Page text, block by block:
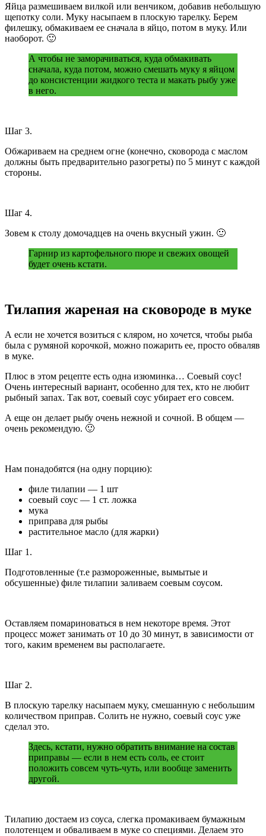
Яйца размешиваем вилкой или венчиком, добавив небольшую
щепотку соли. Муку насыпаем в плоскую тарелку. Берем
филешку, обмакиваем ее сначала в яйцо, потом в муку. Или
наоборот. 🙂
А чтобы не заморачиваться, куда обмакивать
сначала, куда потом, можно смешать муку я яйцом
до консистенции жидкого теста и макать рыбу уже
в него.
Шаг 3.
Обжариваем на среднем огне (конечно, сковорода с маслом
должны быть предварительно разогреты) по 5 минут с каждой
стороны.
Шаг 4.
Зовем к столу домочадцев на очень вкусный ужин. 🙂
Гарнир из картофельного пюре и свежих овощей
будет очень кстати.
Тилапия жареная на сковороде в муке
А если не хочется возиться с кляром, но хочется, чтобы рыба
была с румяной корочкой, можно пожарить ее, просто обваляв
в муке.
Плюс в этом рецепте есть одна изюминка… Соевый соус!
Очень интересный вариант, особенно для тех, кто не любит
рыбный запах. Так вот, соевый соус убирает его совсем.
А еще он делает рыбу очень нежной и сочной. В общем —
очень рекомендую. 🙂
Нам понадобятся (на одну порцию):
филе тилапии — 1 шт
соевый соус — 1 ст. ложка
мука
приправа для рыбы
растительное масло (для жарки)
Шаг 1.
Подготовленные (т.е размороженные, вымытые и
обсушенные) филе тилапии заливаем соевым соусом.
Оставляем помариноваться в нем некоторе время. Этот
процесс может занимать от 10 до 30 минут, в зависимости от
того, каким временем вы располагаете.
Шаг 2.
В плоскую тарелку насыпаем муку, смешанную с небольшим
количеством приправ. Солить не нужно, соевый соус уже
сделал это.
Здесь, кстати, нужно обратить внимание на состав
приправы — если в нем есть соль, ее стоит
положить совсем чуть-чуть, или вообще заменить
другой.
Тилапию достаем из соуса, слегка промакиваем бумажным
полотенцем и обваливаем в муке со специями. Делаем это